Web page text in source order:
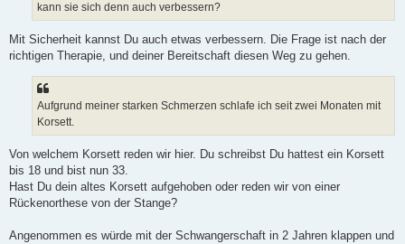
kann sie sich denn auch verbessern?
Mit Sicherheit kannst Du auch etwas verbessern. Die Frage ist nach der
richtigen Therapie, und deiner Bereitschaft diesen Weg zu gehen.
Aufgrund meiner starken Schmerzen schlafe ich seit zwei Monaten mit
Korsett.
Von welchem Korsett reden wir hier. Du schreibst Du hattest ein Korsett
bis 18 und bist nun 33.
Hast Du dein altes Korsett aufgehoben oder reden wir von einer
Rückenorthese von der Stange?
Angenommen es würde mit der Schwangerschaft in 2 Jahren klappen und